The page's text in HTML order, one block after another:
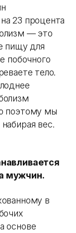
23 процента
— это
пищу для
побочного
тело.
поэтому мы
вес.
мужчин.
в
основе